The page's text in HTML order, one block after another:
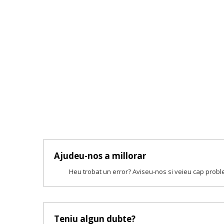
Ajudeu-nos a millorar
Heu trobat un error? Aviseu-nos si veieu cap
Teniu algun dubte?